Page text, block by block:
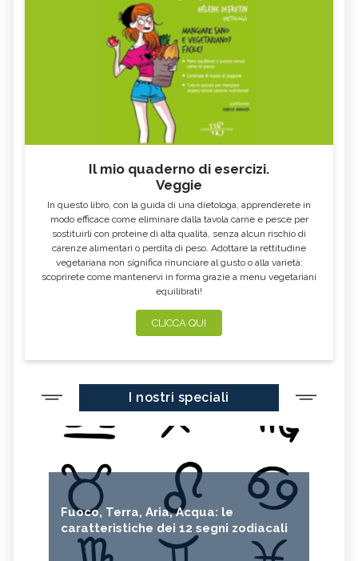
Il mio quaderno di esercizi.
Veggie
In questo libro, con la guida di una dietologa, apprenderete in
modo efficace come eliminare dalla tavola carne e pesce per
sostituirli con proteine di alta qualità, senza alcun rischio di
carenze alimentari o perdita di peso. Adottare la rettitudine
vegetariana non significa rinunciare al gusto o alla varietà:
scoprirete come mantenervi in forma grazie a menu vegetariani
equilibrati!
CLICCA QUI
I nostri speciali
Fuoco, Terra, Aria, Acqua: le
caratteristiche dei 12 segni zodiacali